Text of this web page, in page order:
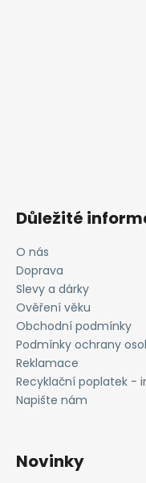
Důležité
O nás
Doprava
Slevy a dárky
Ověření věku
Obchodní podmínky
Podmínky ochrany
Reklamace
Recyklační poplatek -
Napište nám
Novinky